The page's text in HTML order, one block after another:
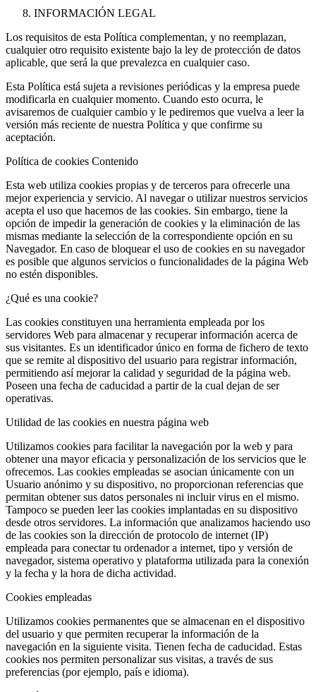
INFORMACIÓN LEGAL
Los requisitos de esta Política complementan, y no reemplazan,
cualquier otro requisito existente bajo la ley de protección de datos
aplicable, que será la que prevalezca en cualquier caso.
Esta Política está sujeta a revisiones periódicas y la empresa puede
modificarla en cualquier momento. Cuando esto ocurra, le
avisaremos de cualquier cambio y le pediremos que vuelva a leer la
versión más reciente de nuestra Política y que confirme su
aceptación.
Política de cookies Contenido
Esta web utiliza cookies propias y de terceros para ofrecerle una
mejor experiencia y servicio. Al navegar o utilizar nuestros servicios
acepta el uso que hacemos de las cookies. Sin embargo, tiene la
opción de impedir la generación de cookies y la eliminación de las
mismas mediante la selección de la correspondiente opción en su
Navegador. En caso de bloquear el uso de cookies en su navegador
es posible que algunos servicios o funcionalidades de la página Web
no estén disponibles.
¿Qué es una cookie?
Las cookies constituyen una herramienta empleada por los
servidores Web para almacenar y recuperar información acerca de
sus visitantes. Es un identificador único en forma de fichero de texto
que se remite al dispositivo del usuario para registrar información,
permitiendo así mejorar la calidad y seguridad de la página web.
Poseen una fecha de caducidad a partir de la cual dejan de ser
operativas.
Utilidad de las cookies en nuestra página web
Utilizamos cookies para facilitar la navegación por la web y para
obtener una mayor eficacia y personalización de los servicios que le
ofrecemos. Las cookies empleadas se asocian únicamente con un
Usuario anónimo y su dispositivo, no proporcionan referencias que
permitan obtener sus datos personales ni incluir virus en el mismo.
Tampoco se pueden leer las cookies implantadas en su dispositivo
desde otros servidores. La información que analizamos haciendo uso
de las cookies son la dirección de protocolo de internet (IP)
empleada para conectar tu ordenador a internet, tipo y versión de
navegador, sistema operativo y plataforma utilizada para la conexión
y la fecha y la hora de dicha actividad.
Cookies empleadas
Utilizamos cookies permanentes que se almacenan en el dispositivo
del usuario y que permiten recuperar la información de la
navegación en la siguiente visita. Tienen fecha de caducidad. Estas
cookies nos permiten personalizar sus visitas, a través de sus
preferencias (por ejemplo, país e idioma).